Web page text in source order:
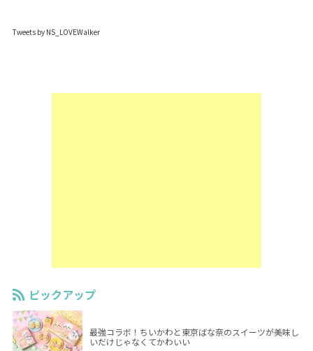
Tweets by NS_LOVEWalker
ピックアップ
最強コラボ！ちいかわと東京ばな奈のスイーツが美味し
いだけじゃなくてかわいい